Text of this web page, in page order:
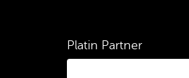
Platin Partner